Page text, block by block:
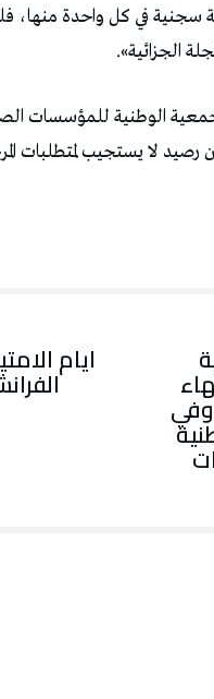
في كل واحدة منها،
الوطنية للمؤسسات
رصيد لا يستجيب لمتطلبات
وفي
ايام